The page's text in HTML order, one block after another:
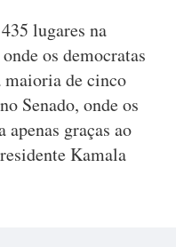
lugares na
os democratas
maioria de cinco
Senado, onde os
graças ao
Kamala